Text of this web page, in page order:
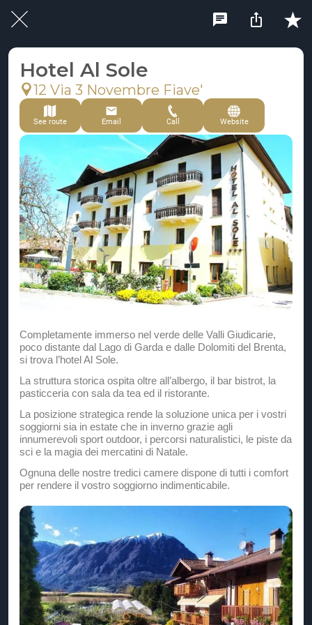
Hotel Al Sole
12 Via 3 Novembre Fiave'
See route Email Call Website
Completamente immerso nel verde delle Valli Giudicarie,
poco distante dal Lago di Garda e dalle Dolomiti del Brenta,
si trova l’hotel Al Sole.
La struttura storica ospita oltre all’albergo, il bar bistrot, la
pasticceria con sala da tea ed il ristorante.
La posizione strategica rende la soluzione unica per i vostri
soggiorni sia in estate che in inverno grazie agli
innumerevoli sport outdoor, i percorsi naturalistici, le piste da
sci e la magia dei mercatini di Natale.
Ognuna delle nostre tredici camere dispone di tutti i comfort
per rendere il vostro soggiorno indimenticabile.